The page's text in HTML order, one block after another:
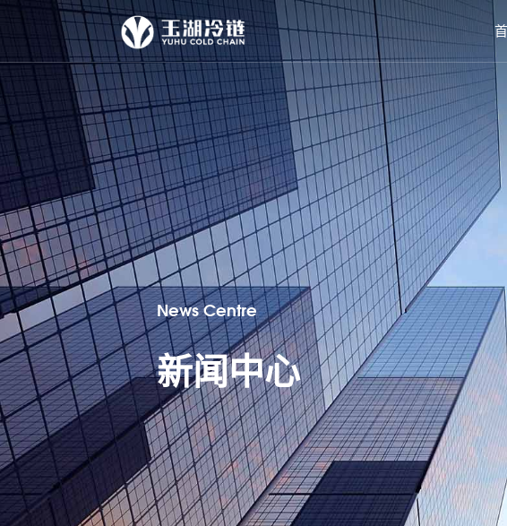
News Centre
新闻中心